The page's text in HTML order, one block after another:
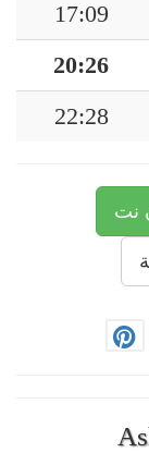
17:09
20:26
22:28
نت